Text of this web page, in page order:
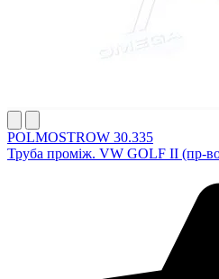
POLMOSTROW 30.335
Труба проміж. VW GOLF II (пр-